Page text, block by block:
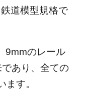
道模型規格で
9mmのレール
あり、全ての
す。